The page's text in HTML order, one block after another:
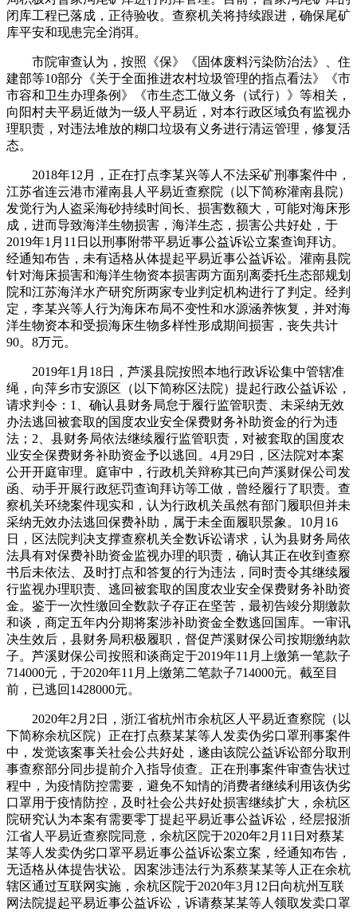
闭库工程已落成，正待验收。查察机关将持续跟进，确保尾矿
库平安和现患完全消弭。
市院审查认为，按照《保》《固体废料污染防治法》、住
建部等10部分《关于全面推进农村垃圾管理的指点看法》《市
市容和卫生办理条例》《市生态工做义务（试行）》等相关，
向阳村夫平易近做为一级人平易近，对本行政区域负有监视办
理职责，对违法堆放的糊口垃圾有义务进行清运管理，修复活
态。
2018年12月，正在打点李某兴等人不法采矿刑事案件中，
江苏省连云港市灌南县人平易近查察院（以下简称灌南县院）
发觉行为人盗采海砂持续时间长、损害数额大，可能对海床形
成，进而导致海洋生物损害，海洋生态，损害公共好处，于
2019年1月11日以刑事附带平易近事公益诉讼立案查询拜访。
经通知布告，未有适格从体提起平易近事公益诉讼。灌南县院
针对海床损害和海洋生物资本损害两方面别离委托生态部规划
院和江苏海洋水产研究所两家专业判定机构进行了判定。经判
定，李某兴等人行为海床布局不变性和水源涵养恢复，并对海
洋生物资本和受损海床生物多样性形成期间损害，丧失共计
90。8万元。
2019年1月18日，芦溪县院按照本地行政诉讼集中管辖准
绳，向萍乡市安源区（以下简称区法院）提起行政公益诉讼，
请求判令：1、确认县财务局怠于履行监管职责、未采纳无效
办法逃回被套取的国度农业安全保费财务补助资金的行为违
法；2、县财务局依法继续履行监管职责，对被套取的国度农
业安全保费财务补助资金予以逃回。4月29日，区法院对本案
公开开庭审理。庭审中，行政机关辩称其已向芦溪财保公司发
函、动手开展行政惩罚查询拜访等工做，曾经履行了职责。查
察机关环绕案件现实和，认为行政机关虽然有部门履职但并未
采纳无效办法逃回保费补助，属于未全面履职景象。10月16
日，区法院判决支撑查察机关全数诉讼请求，认为县财务局依
法具有对保费补助资金监视办理的职责，确认其正在收到查察
书后未依法、及时打点和答复的行为违法，同时责令其继续履
行监视办理职责、逃回被套取的国度农业安全保费财务补助资
金。鉴于一次性缴回全数款子存正在坚苦，最初告竣分期缴款
和谈，商定五年内分期将案涉补助资金全数逃回国库。一审讯
决生效后，县财务局积极履职，督促芦溪财保公司按期缴纳款
子。芦溪财保公司按照和谈商定于2019年11月上缴第一笔款子
714000元，于2020年11月上缴第二笔款子714000元。截至目
前，已逃回1428000元。
2020年2月2日，浙江省杭州市余杭区人平易近查察院（以
下简称余杭区院）正在打点蔡某某等人发卖伪劣口罩刑事案件
中，发觉该案事关社会公共好处，遂由该院公益诉讼部分取刑
事查察部分同步提前介入指导侦查。正在刑事案件审查告状过
程中，为疫情防控需要，避免不知情的消费者继续利用该伪劣
口罩用于疫情防控，及时社会公共好处损害继续扩大，余杭区
院研究认为本案有需要零丁提起平易近事公益诉讼，经层报浙
江省人平易近查察院同意，余杭区院于2020年2月11日对蔡某
某等人发卖伪劣口罩平易近事公益诉讼案立案，经通知布告，
无适格从体提告状讼。因案涉违法行为系蔡某某等人正在余杭
辖区通过互联网实施，余杭区院于2020年3月12日向杭州互联
网法院提起平易近事公益诉讼，诉请蔡某某等人领取发卖口罩